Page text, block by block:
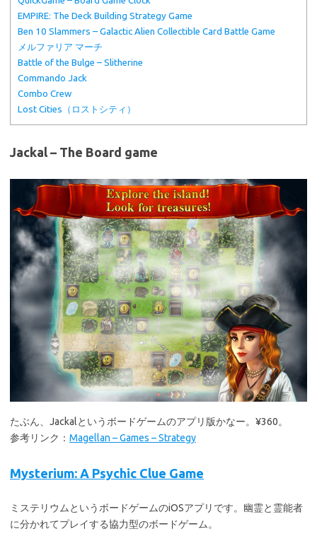
EMPIRE: The Deck Building Strategy Game
Ben 10 Slammers – Galactic Alien Collectible Card Battle Game
メルファリア マーチ
Battle of the Bulge – Slitherine
Commando Jack
Combo Crew
Lost Cities（ロストシティ）
Jackal – The Board game
たぶん、Jackalというボードゲームのアプリ版かなー。¥360。
参考リンク： Magellan – Games – Strategy
Mysterium: A Psychic Clue Game
ミステリウムというボードゲームのiOSアプリです。幽霊と霊能者
に分かれてプレイする協力型のボードゲーム。